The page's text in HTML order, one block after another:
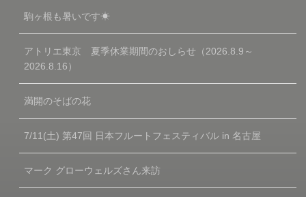
駒ヶ根も暑いです☀
アトリエ東京 夏季休業期間のおしらせ（2026.8.9～
2026.8.16）
満開のそばの花
7/11(土) 第47回 日本フルートフェスティバル in 名古屋
マーク グローウェルズさん来訪